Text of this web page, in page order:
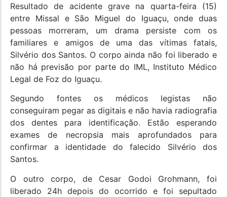
Resultado de acidente grave na quarta-feira (15)
entre Missal e São Miguel do Iguaçu, onde duas
pessoas morreram, um drama persiste com os
familiares e amigos de uma das vítimas fatais,
Silvério dos Santos. O corpo ainda não foi liberado e
não há previsão por parte do IML, Instituto Médico
Legal de Foz do Iguaçu.
Segundo fontes os médicos legistas não
conseguiram pegar as digitais e não havia radiografia
dos dentes para identificação. Estão esperando
exames de necropsia mais aprofundados para
confirmar a identidade do falecido Silvério dos
Santos.
O outro corpo, de Cesar Godoi Grohmann, foi
liberado 24h depois do ocorrido e foi sepultado